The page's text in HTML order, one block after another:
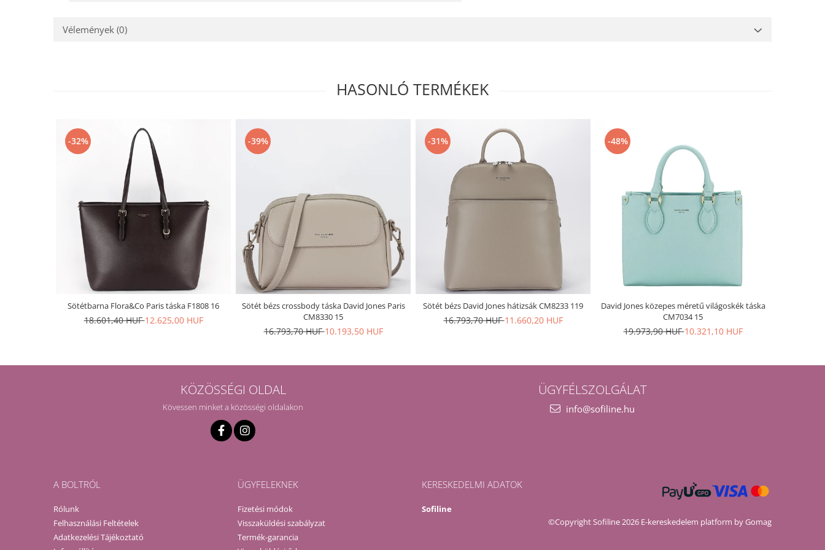
Vélemények (0)
HASONLÓ TERMÉKEK
-32%
Sötétbarna Flora&Co Paris táska F1808 16
18.601,40 HUF12.625,00 HUF
-39%
Sötét bézs crossbody táska David Jones Paris
CM8330 15
16.793,70 HUF10.193,50 HUF
-31%
Sötét bézs David Jones hátizsák CM8233 119
16.793,70 HUF11.660,20 HUF
-48%
David Jones közepes méretű világoskék táska
CM7034 15
19.973,90 HUF10.321,10 HUF
KÖZÖSSÉGI OLDAL
Kövessen minket a közösségi oldalakon
ÜGYFÉLSZOLGÁLAT
info@sofiline.hu
A BOLTRÓL
Rólunk
Felhasználási Feltételek
Adatkezelési Tájékoztató
ÜGYFELEKNEK
Fizetési módok
Visszaküldési szabályzat
Termék-garancia
KERESKEDELMI ADATOK
Sofiline
©Copyright Sofiline 2026 E-kereskedelem platform by Gomag